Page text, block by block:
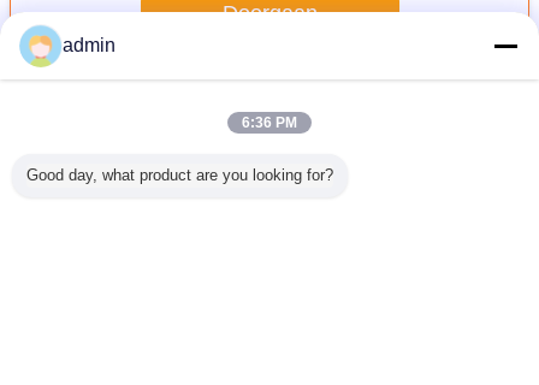
Doorgaan
MeerFlexibele printplaat
admin
6:36 PM
Good day, what product are you looking for?